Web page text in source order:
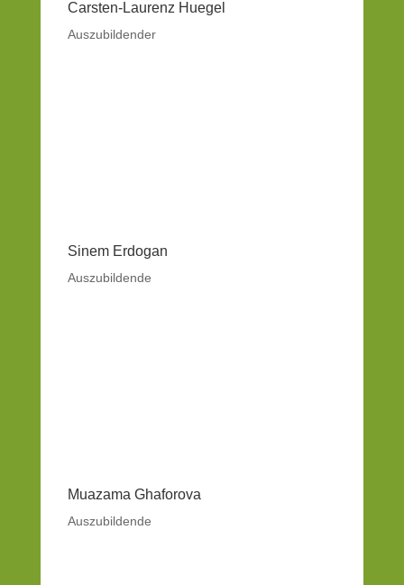
Carsten-Laurenz Huegel
Auszubildender
Sinem Erdogan
Auszubildende
Muazama Ghaforova
Auszubildende